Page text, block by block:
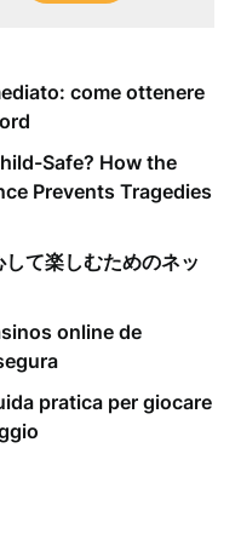
come ottenere
Safe? How the
Prevents Tragedies
て楽しむためのネッ
online de
pratica per giocare